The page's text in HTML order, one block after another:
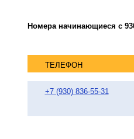
Номера начинающиеся с
ТЕЛЕФОН
+7 (930) 836-55-31